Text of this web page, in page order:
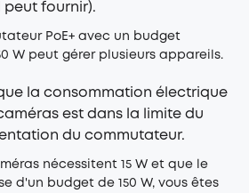
peut fournir).
PoE+ avec un budget
W peut gérer plusieurs appareils.
la consommation électrique
est dans la limite du
du commutateur.
nécessitent 15 W et que le
d'un budget de 150 W, vous êtes